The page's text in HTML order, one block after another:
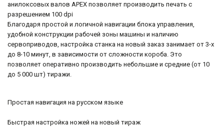
анилоксовых валов APEX позволяет производить печать с
разрешением 100 dpi
Благодаря простой и логичной навигации блока управления,
удобной конструкции рабочей зоны машины и наличию
сервоприводов, настройка станка на новый заказ занимает от 3-х
до 8-10 минут, в зависимости от сложности короба. Это
позволяет оперативно производить небольшие и средние (от 10
до 5 000 шт) тиражи.
Простая навигация на русском языке
Быстрая настройка ножей на новый тираж